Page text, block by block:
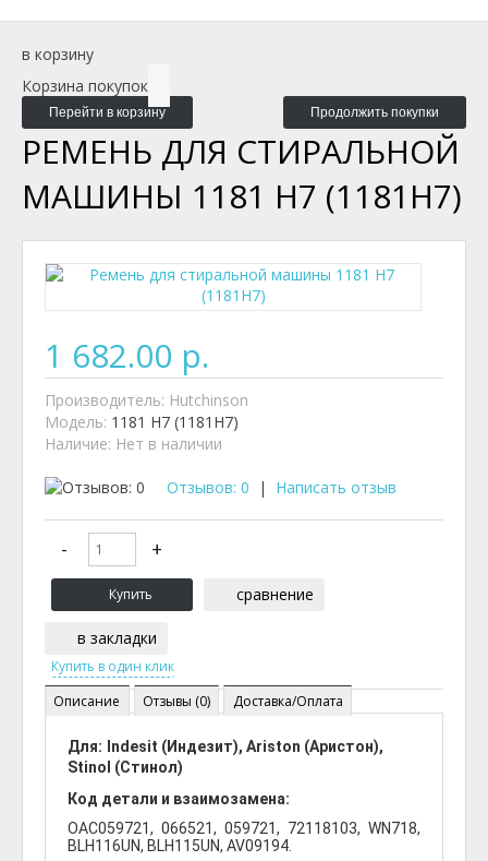
в корзину
Корзина покупок
Перейти в корзину Продолжить покупки
РЕМЕНЬ ДЛЯ СТИРАЛЬНОЙ
МАШИНЫ 1181 H7 (1181H7)
1 682.00 р.
Производитель: Hutchinson
Модель: 1181 H7 (1181H7)
Наличие: Нет в наличии
Отзывов: 0 | Написать отзыв
сравнение
в закладки
Описание Отзывы (0) Доставка/Оплата
Для:
Indesit (Индезит), Ariston (Аристон),
Stinol (Стинол)
Код детали и взаимозамена:
OAC059721, 066521, 059721, 72118103, WN718,
BLH116UN, BLH115UN, AV09194.